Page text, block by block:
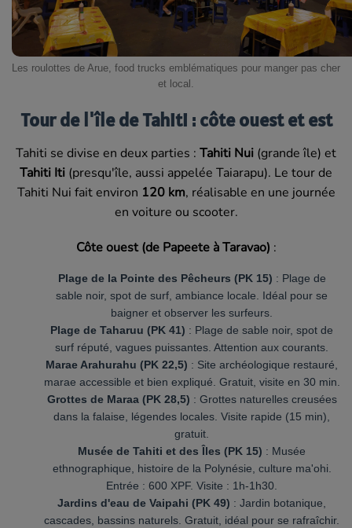
Les roulottes de Arue, food trucks emblématiques pour manger pas cher
et local.
Tour de l'île de Tahiti : côte ouest et est
Tahiti se divise en deux parties : Tahiti Nui (grande île) et
Tahiti Iti (presqu'île, aussi appelée Taiarapu). Le tour de
Tahiti Nui fait environ 120 km, réalisable en une journée
en voiture ou scooter.
Côte ouest (de Papeete à Taravao) :
Plage de la Pointe des Pêcheurs (PK 15) : Plage de
sable noir, spot de surf, ambiance locale. Idéal pour se
baigner et observer les surfeurs.
Plage de Taharuu (PK 41) : Plage de sable noir, spot de
surf réputé, vagues puissantes. Attention aux courants.
Marae Arahurahu (PK 22,5) : Site archéologique restauré,
marae accessible et bien expliqué. Gratuit, visite en 30 min.
Grottes de Maraa (PK 28,5) : Grottes naturelles creusées
dans la falaise, légendes locales. Visite rapide (15 min),
gratuit.
Musée de Tahiti et des Îles (PK 15) : Musée
ethnographique, histoire de la Polynésie, culture ma'ohi.
Entrée : 600 XPF. Visite : 1h-1h30.
Jardins d'eau de Vaipahi (PK 49) : Jardin botanique,
cascades, bassins naturels. Gratuit, idéal pour se rafraîchir.